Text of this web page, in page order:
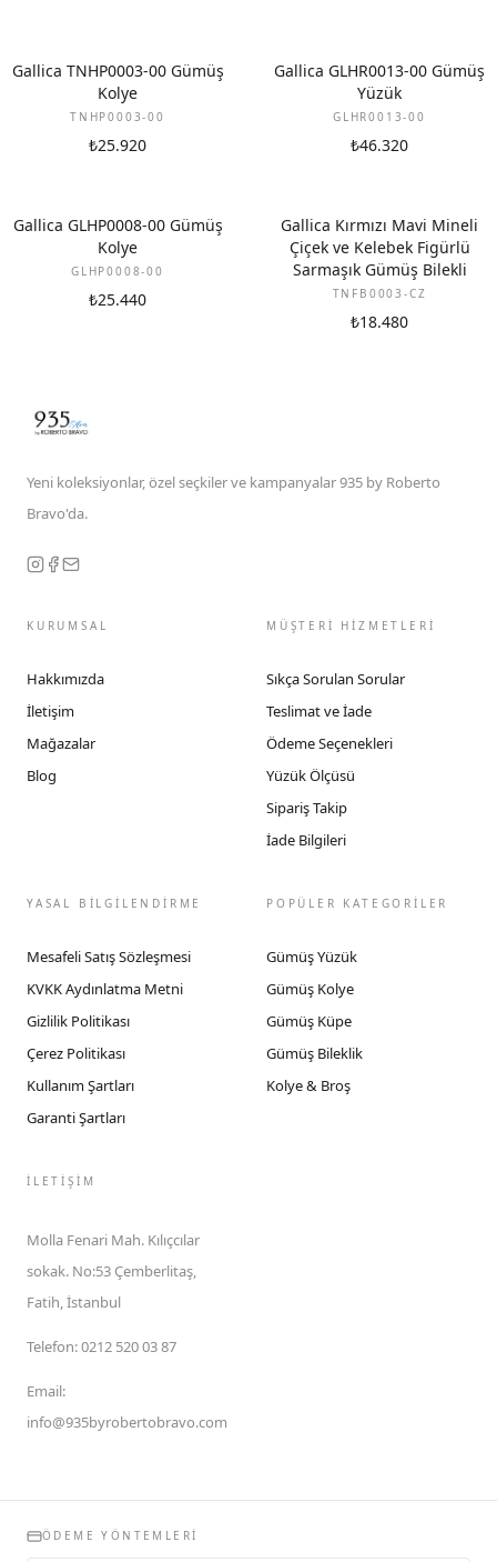
Gallica TNHP0003-00 Gümüş
Kolye
TNHP0003-00
₺25.920
Gallica GLHR0013-00 Gümüş
Yüzük
GLHR0013-00
₺46.320
Gallica GLHP0008-00 Gümüş
Kolye
GLHP0008-00
₺25.440
Gallica Kırmızı Mavi Mineli
Çiçek ve Kelebek Figürlü
Sarmaşık Gümüş Bilekli
TNFB0003-CZ
₺18.480
Yeni koleksiyonlar, özel seçkiler ve kampanyalar 935 by Roberto
Bravo'da.
KURUMSAL
Hakkımızda
İletişim
Mağazalar
Blog
MÜŞTERİ HİZMETLERİ
Sıkça Sorulan Sorular
Teslimat ve İade
Ödeme Seçenekleri
Yüzük Ölçüsü
Sipariş Takip
İade Bilgileri
YASAL BİLGİLENDİRME
Mesafeli Satış Sözleşmesi
KVKK Aydınlatma Metni
Gizlilik Politikası
Çerez Politikası
Kullanım Şartları
Garanti Şartları
POPÜLER KATEGORİLER
Gümüş Yüzük
Gümüş Kolye
Gümüş Küpe
Gümüş Bileklik
Kolye & Broş
İLETIŞIM
Molla Fenari Mah. Kılıçcılar
sokak. No:53 Çemberlitaş,
Fatih, İstanbul
Telefon:0212 520 03 87
Email:
info@935byrobertobravo.com
ÖDEME YÖNTEMLERI